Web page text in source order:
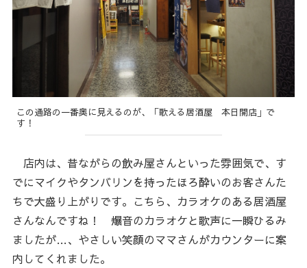
この通路の一番奥に見えるのが、「歌える居酒屋 本日開店」で
す！
店内は、昔ながらの飲み屋さんといった雰囲気で、す
でにマイクやタンバリンを持ったほろ酔いのお客さんた
ちで大盛り上がりです。こちら、カラオケのある居酒屋
さんなんですね！ 爆音のカラオケと歌声に一瞬ひるみ
ましたが…、やさしい笑顔のママさんがカウンターに案
内してくれました。